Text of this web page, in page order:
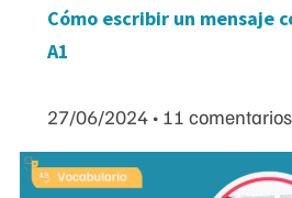
Cómo escribir un mensaje
A1
27/06/2024 11 comentarios